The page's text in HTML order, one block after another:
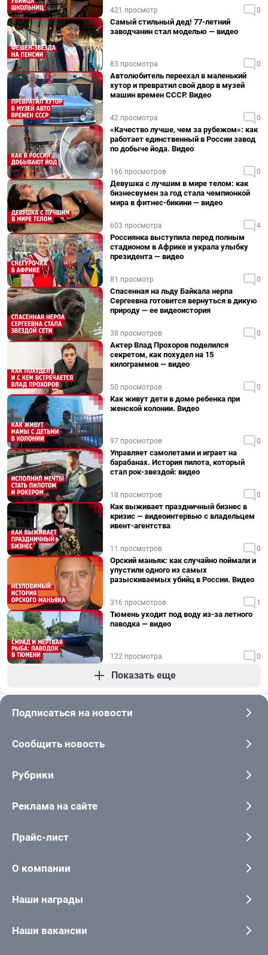
421 просмотр 0
Самый стильный дед! 77-летний
заводчанин стал моделью — видео
83 просмотра 0
Автолюбитель переехал в маленький
хутор и превратил свой двор в музей
машин времен СССР. Видео
42 просмотра 0
«Качество лучше, чем за рубежом»: как
работает единственный в России завод
по добыче йода. Видео
166 просмотров 0
Девушка с лучшим в мире телом: как
бизнесвумен за год стала чемпионкой
мира в фитнес-бикини — видео
603 просмотра 4
Россиянка выступила перед полным
стадионом в Африке и украла улыбку
президента — видео
81 просмотр 0
Спасенная на льду Байкала нерпа
Сергеевна готовится вернуться в дикую
природу — ее видеоистория
38 просмотров 0
Актер Влад Прохоров поделился
секретом, как похудел на 15
килограммов — видео
50 просмотров 0
Как живут дети в доме ребенка при
женской колонии. Видео
97 просмотров 0
Управляет самолетами и играет на
барабанах. История пилота, который
стал рок-звездой: видео
18 просмотров 0
Как выживает праздничный бизнес в
кризис — видеоинтервью с владельцем
ивент-агентства
11 просмотров 0
Орский маньяк: как случайно поймали и
упустили одного из самых
разыскиваемых убийц в России. Видео
316 просмотров 1
Тюмень уходит под воду из-за летного
паводка — видео
122 просмотра 0
Показать еще
Подписаться на новости
Сообщить новость
Рубрики
Реклама на сайте
Прайс-лист
О компании
Наши награды
Наши вакансии